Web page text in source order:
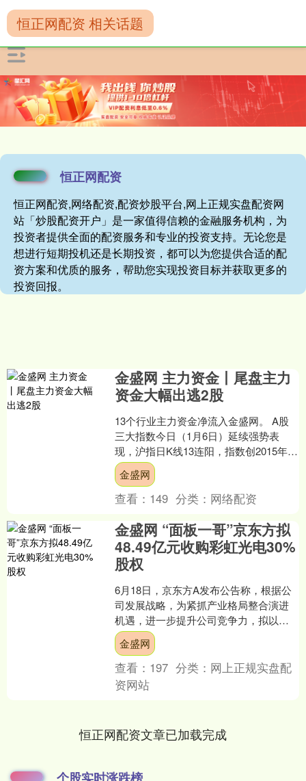
恒正网配资
恒正网配资,网络配资,配资炒股平台,网上正规实盘配资网
站「炒股配资开户」是一家值得信赖的金融服务机构，为
投资者提供全面的配资服务和专业的投资支持。无论您是
想进行短期投机还是长期投资，都可以为您提供合适的配
资方案和优质的服务，帮助您实现投资目标并获取更多的
投资回报。
恒正网配资 相关话题
金盛网 主力资金丨尾盘主力
资金大幅出逃2股
13个行业主力资金净流入金盛网。 A股
三大指数今日（1月6日）延续强势表
现，沪指日K线13连阳，指数创2015年7
月以来的逾十年新高。 行业板块几乎全
线上扬，保....
金盛网
查看： 149 分类： 网络配资
金盛网 “面板一哥”京东方拟
48.49亿元收购彩虹光电30%
股权
6月18日，京东方A发布公告称，根据公
司发展战略，为紧抓产业格局整合演进
机遇，进一步提升公司竞争力，拟以
48.49亿元挂牌底价收购彩虹显示器件股
份有限公司（以下....
金盛网
查看： 197 分类： 网上正规实盘配
资网站
恒正网配资文章已加载完成